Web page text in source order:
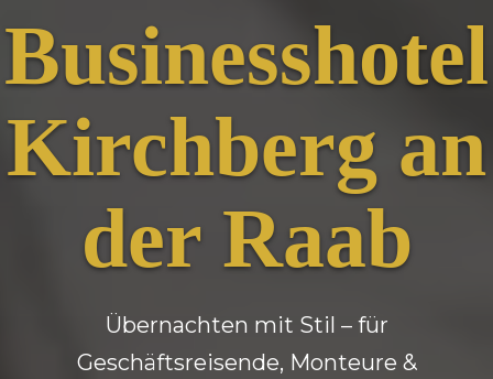
Businesshotel
Kirchberg an
der Raab
Übernachten mit Stil – für
Geschäftsreisende, Monteure &